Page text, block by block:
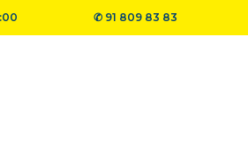
✆91 809 83 83